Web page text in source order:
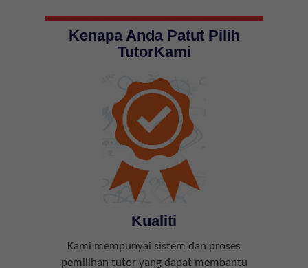
Kenapa Anda Patut Pilih
TutorKami
Kualiti
Kami mempunyai sistem dan proses
pemilihan tutor yang dapat membantu